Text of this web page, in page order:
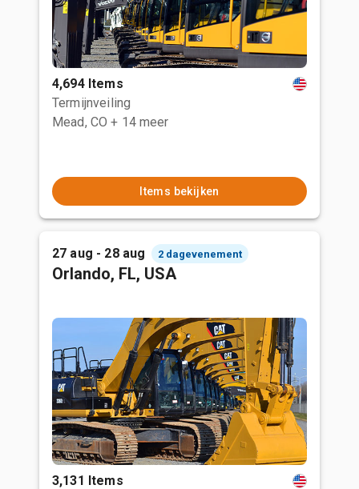
4,694 Items
Termijnveiling
Mead, CO + 14 meer
Items bekijken
27 aug - 28 aug 2 dagevenement
Orlando, FL, USA
3,131 Items